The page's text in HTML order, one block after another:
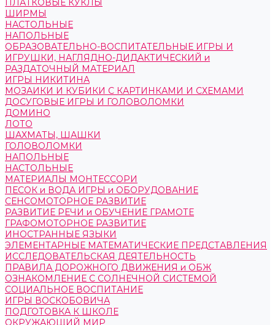
ПЛАТКОВЫЕ КУКЛЫ
ШИРМЫ
НАСТОЛЬНЫЕ
НАПОЛЬНЫЕ
ОБРАЗОВАТЕЛЬНО-ВОСПИТАТЕЛЬНЫЕ ИГРЫ И
ИГРУШКИ, НАГЛЯДНО-ДИДАКТИЧЕСКИЙ и
РАЗДАТОЧНЫЙ МАТЕРИАЛ
ИГРЫ НИКИТИНА
МОЗАИКИ И КУБИКИ С КАРТИНКАМИ И СХЕМАМИ
ДОСУГОВЫЕ ИГРЫ И ГОЛОВОЛОМКИ
ДОМИНО
ЛОТО
ШАХМАТЫ, ШАШКИ
ГОЛОВОЛОМКИ
НАПОЛЬНЫЕ
НАСТОЛЬНЫЕ
МАТЕРИАЛЫ МОНТЕССОРИ
ПЕСОК и ВОДА ИГРЫ и ОБОРУДОВАНИЕ
СЕНСОМОТОРНОЕ РАЗВИТИЕ
РАЗВИТИЕ РЕЧИ и ОБУЧЕНИЕ ГРАМОТЕ
ГРАФОМОТОРНОЕ РАЗВИТИЕ
ИНОСТРАННЫЕ ЯЗЫКИ
ЭЛЕМЕНТАРНЫЕ МАТЕМАТИЧЕСКИЕ ПРЕДСТАВЛЕНИЯ
ИССЛЕДОВАТЕЛЬСКАЯ ДЕЯТЕЛЬНОСТЬ
ПРАВИЛА ДОРОЖНОГО ДВИЖЕНИЯ и ОБЖ
ОЗНАКОМЛЕНИЕ С СОЛНЕЧНОЙ СИСТЕМОЙ
СОЦИАЛЬНОЕ ВОСПИТАНИЕ
ИГРЫ ВОСКОБОВИЧА
ПОДГОТОВКА К ШКОЛЕ
ОКРУЖАЮЩИЙ МИР